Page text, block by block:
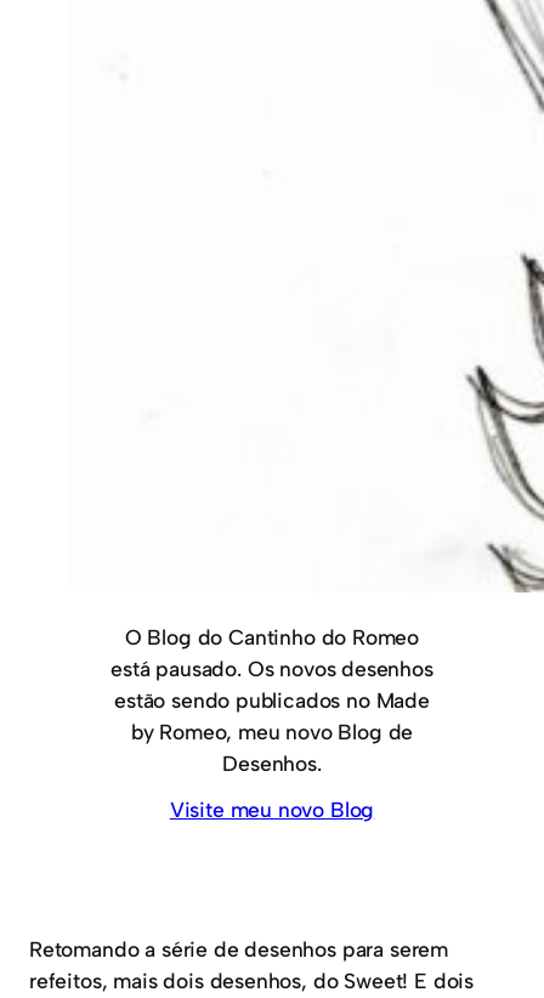
O Blog do Cantinho do Romeo
está pausado. Os novos desenhos
estão sendo publicados no Made
by Romeo, meu novo Blog de
Desenhos.
Visite meu novo Blog
Retomando a série de desenhos para serem
refeitos, mais dois desenhos, do Sweet! E dois